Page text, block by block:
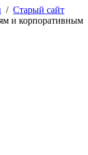
/ Старый сайт
и корпоративным